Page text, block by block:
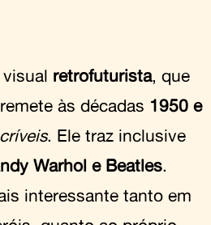
retrofuturista, que
às décadas 1950 e
. Ele traz inclusive
Warhol e Beatles.
interessante tanto em